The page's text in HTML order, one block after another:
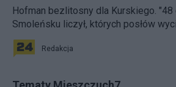
Hofman bezlitosny dla Kurskiego.
Smoleńsku liczył, których posłów
Redakcja